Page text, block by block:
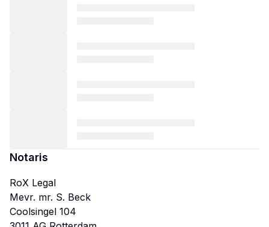
Notaris
RoX Legal
Mevr. mr. S. Beck
Coolsingel 104